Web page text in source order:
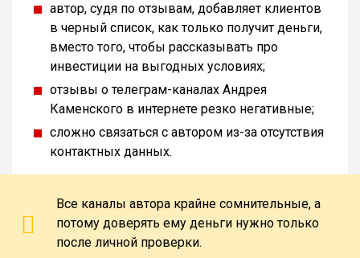
автор, судя по отзывам, добавляет клиентов
в черный список, как только получит деньги,
вместо того, чтобы рассказывать про
инвестиции на выгодных условиях;
отзывы о телеграм-каналах Андрея
Каменского в интернете резко негативные;
сложно связаться с автором из-за отсутствия
контактных данных.
Все каналы автора крайне сомнительные, а
потому доверять ему деньги нужно только
после личной проверки.